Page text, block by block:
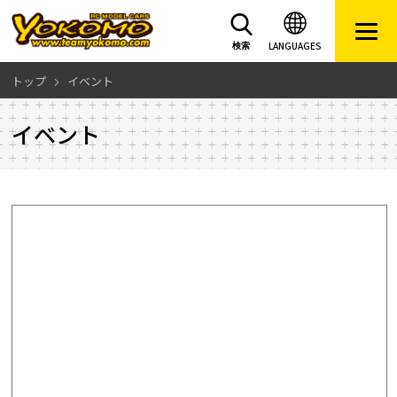
LANGUAGES
検索
トップ イベント
イベント